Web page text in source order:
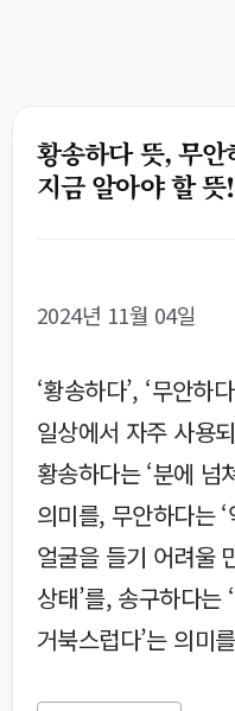
황송하다 뜻, 무
지금 알아야 할 뜻!
2024년 11월 04일
‘황송하다’, ‘무안하
일상에서 자주 사용
황송하다는 ‘분에 넘
의미를, 무안하다는
얼굴을 들기 어려울
상태’를, 송구하다는
거북스럽다’는 의미